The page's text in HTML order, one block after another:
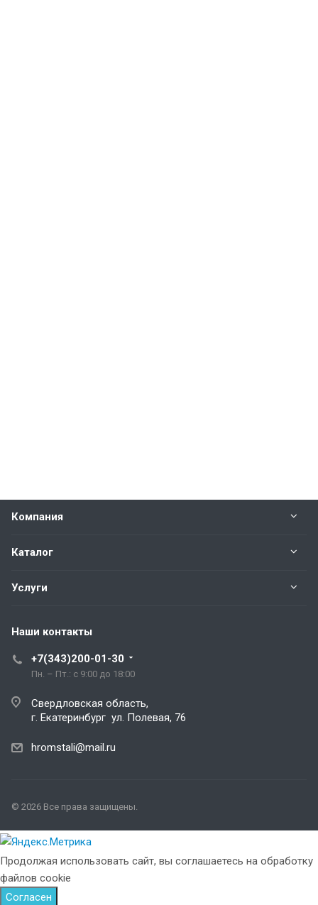
Компания
Каталог
Услуги
Наши контакты
+7(343)200-01-30
Пн. – Пт.: с 9:00 до 18:00
Свердловская область,
г. Екатеринбург ул. Полевая, 76
hromstali@mail.ru
© 2026 Все права защищены.
Продолжая использовать сайт, вы соглашаетесь на обработку
файлов cookie
Согласен